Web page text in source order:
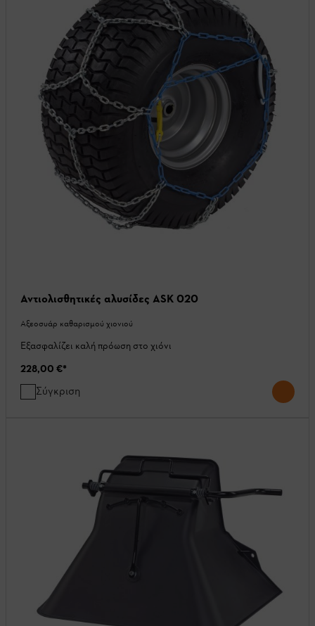
Αντιολισθητικές αλυσίδες ASK 020
Αξεοσυάρ καθαρισμού χιονιού
Εξασφαλίζει καλή πρόωση στο χιόνι
228,00 €*
Σύγκριση